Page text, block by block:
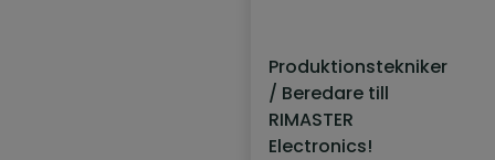
Produktionstekniker
/ Beredare till
RIMASTER
Electronics!